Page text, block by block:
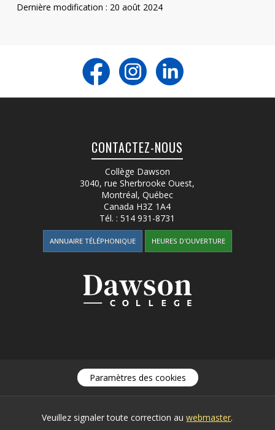
Dernière modification : 20 août 2024
CONTACTEZ-NOUS
Collège Dawson
3040, rue Sherbrooke Ouest,
Montréal, Québec
Canada H3Z 1A4
Tél. :514 931-8731
ANNUAIRE TÉLÉPHONIQUE HEURES D'OUVERTURE
Paramètres des cookies
Veuillez signaler toute correction auwebmaster.